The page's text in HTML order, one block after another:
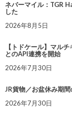
ネバーマイル：TGR
した
2026年8月5日
【トドケール】マル
とのAPI連携を開始
2026年7月30日
JR貨物／お盆休み期
2026年7月30日